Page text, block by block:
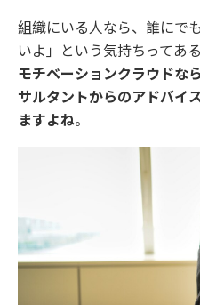
組織にいる人なら、誰にで
いよ」という気持ちってあ
モチベーションクラウドな
サルタントからのアドバイ
ますよね。